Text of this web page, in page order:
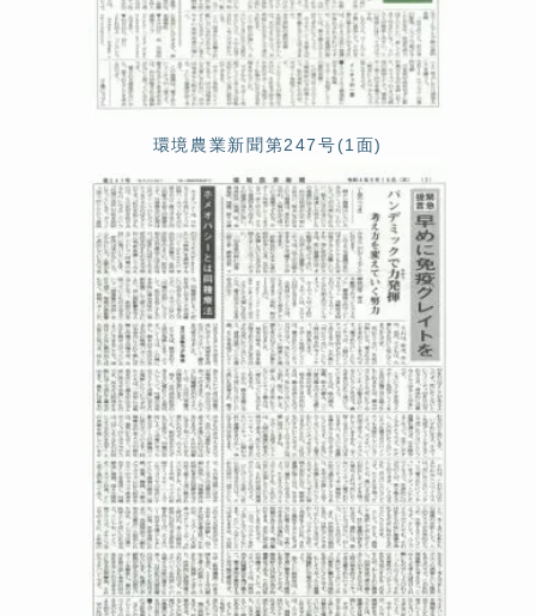
環境農業新聞第247号(1面)